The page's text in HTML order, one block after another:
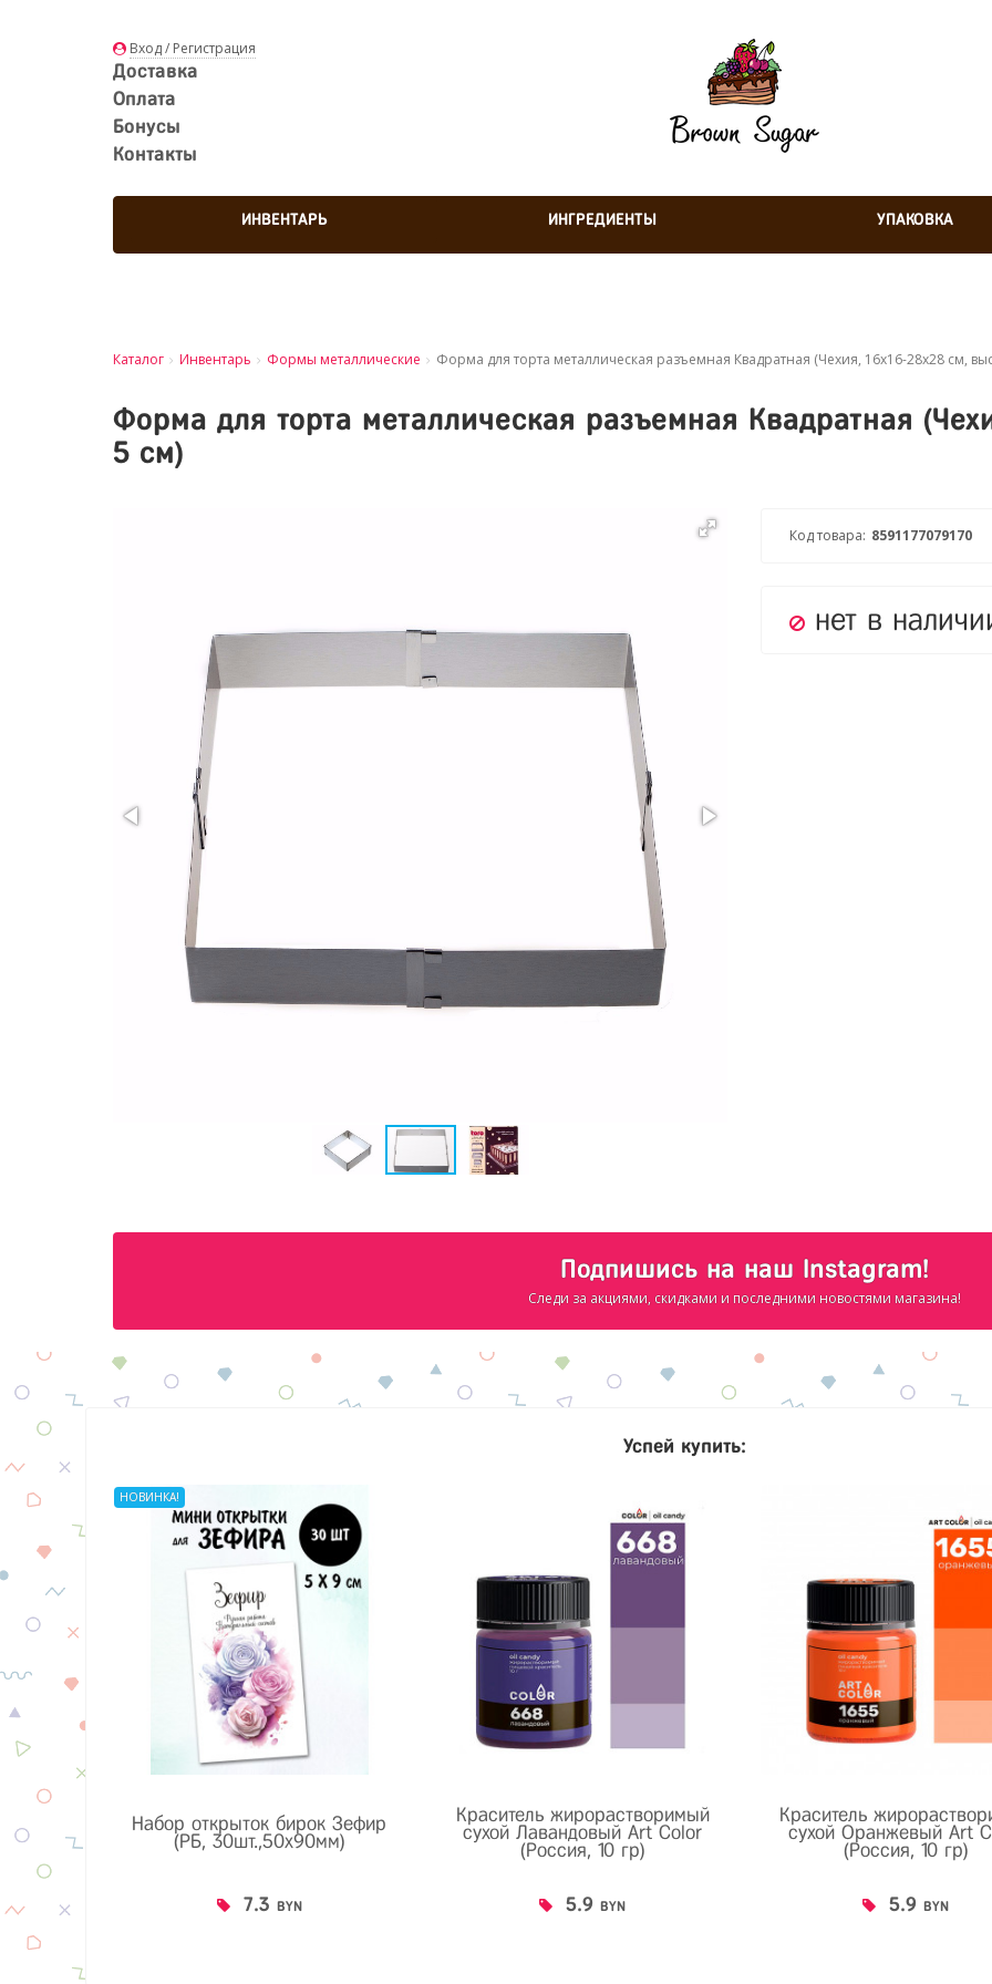
Вход / Регистрация
Доставка
Оплата
Бонусы
Контакты
ИНВЕНТАРЬ ИНГРЕДИЕНТЫ УПАКОВКА
Каталог Инвентарь Формы металлические Форма для торта металлическая разъемная Квадратная (Чехия, 16х16-28х28 см,
Форма для торта металлическая разъемная Квадратная
5 см)
Код товара: 8591177079170
нет в
Подпишись на наш Instagram!
Следи за акциями, скидками и последними новостями магазина!
Успей купить:
НОВИНКА!
Набор открыток бирок Зефир
(РБ, 30шт.,50х90мм)
7.3 BYN
Краситель жирорастворимый
сухой Лавандовый Art Color
(Россия, 10 гр)
5.9 BYN
Краситель
сухой Оранжевый Art
(Россия, 10 гр)
5.9 BYN